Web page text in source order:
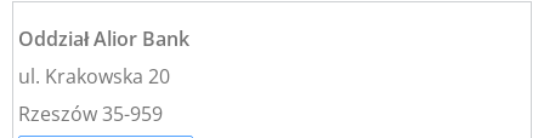
Oddział Alior Bank
ul. Krakowska 20
Rzeszów 35-959